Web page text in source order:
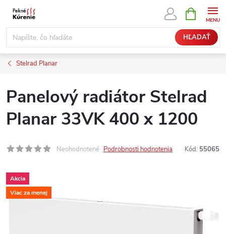
Prejsť
obsah
HĽADAŤ
KOŠÍK
Stelrad Planar
Panelový radiátor Stelrad
Planar 33VK 400 x 1200
Neohodnotené Podrobnosti hodnotenia Kód: 55065
Akcia
Viac za menej